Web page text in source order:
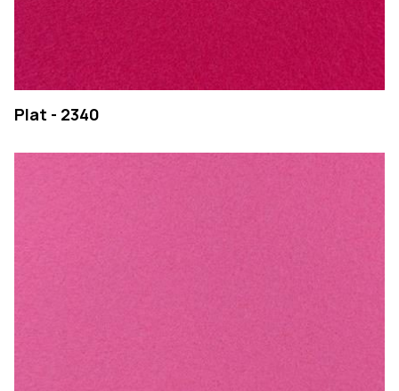
Plat - 2340